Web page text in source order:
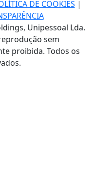
DE COOKIES |
Unipessoal Lda.
sem
proibida. Todos os